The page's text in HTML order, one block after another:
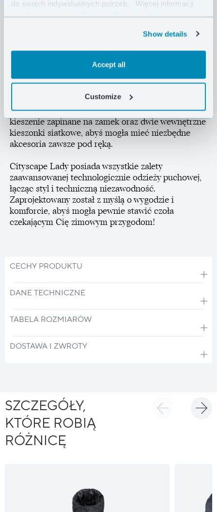
do swoich indywidualnych potrzeb.
Więcej informacji
znajdziesz w naszejPolityce Prywatności .
Show details
Accept all
Customize
wodoodpornej tkaniny Pertex® Quantum Pro,
Cityscape Lady łączy wytrzymałość z doskonałą
Wypełniony wysokiej jakości polskim puchem gęsim
o sprężystości 700 FP, zapewni ciepło i zaskoczy Cię
swoją lekkością. Obszerny kaptur i elastycznie
wykończone mankiety ochronią przed mroźnym
wiatrem i śniegiem. Zaprojektowany z myślą o
komforcie, płaszcz jest wyposażony w dwie wygodne
kieszenie zapinane na zamek oraz dwie wewnętrzne
kieszonki siatkowe, abyś mogła mieć niezbędne
akcesoria zawsze pod ręką.
Cityscape Lady posiada wszystkie zalety
zaawansowanej technologicznie odzieży puchowej,
łącząc styl i techniczną niezawodność.
Zaprojektowany został z myślą o wygodzie i
komforcie, abyś mogła pewnie stawić czoła
czekającym Cię zimowym przygodom!
CECHY PRODUKTU
DANE TECHNICZNE
TABELA ROZMIARÓW
DOSTAWA I ZWROTY
SZCZEGÓŁY,
KTÓRE ROBIĄ
RÓŻNICĘ